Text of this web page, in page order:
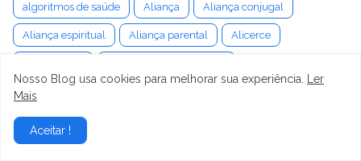
algoritmos de saúde Aliança Aliança conjugal
Aliança espiritual Aliança parental Alicerce
Alimentação Saudável
Alinhamento Corporal
Alinhamento expectativas
Nosso Blog usa cookies para melhorar sua experiência.
Ler
Mais
Aceitar !